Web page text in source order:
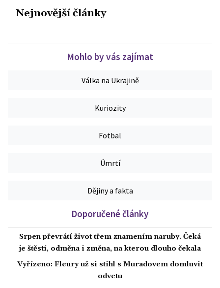
Nejnovější články
Mohlo by vás zajímat
Válka na Ukrajině
Kuriozity
Fotbal
Úmrtí
Dějiny a fakta
Doporučené články
Srpen převrátí život třem znamením naruby. Čeká
je štěstí, odměna i změna, na kterou dlouho čekala
Vyřízeno: Fleury už si stihl s Muradovem domluvit
odvetu